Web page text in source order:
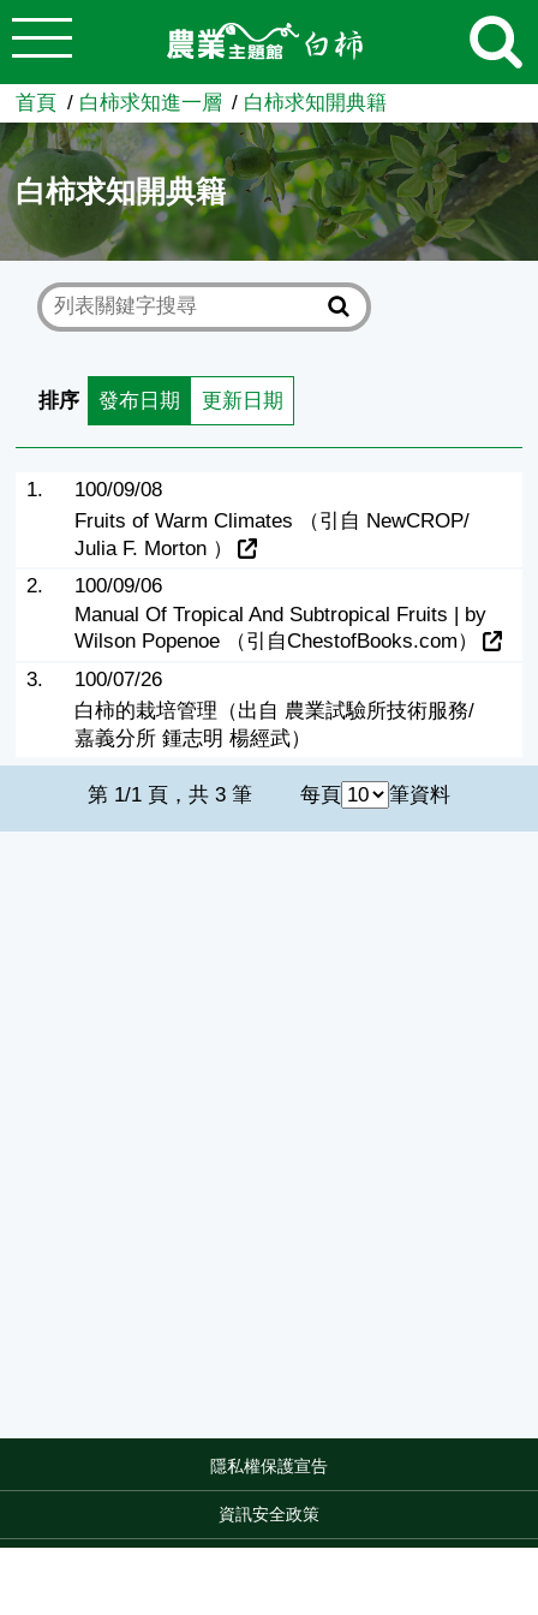
跳到主要內容
農業知識入口網
首頁 白柿求知進一層 白柿求知開典籍
白柿求知開典籍
排序 發布日期 更新日期
1.
100/09/08
Fruits of Warm Climates （引自 NewCROP/
Julia F. Morton ）
2.
100/09/06
Manual Of Tropical And Subtropical Fruits | by
Wilson Popenoe （引自ChestofBooks.com）
3.
100/07/26
白柿的栽培管理（出自 農業試驗所技術服務/
嘉義分所 鍾志明 楊經武）
第 1/1 頁，共 3 筆 每頁 筆資料
隱私權保護宣告
資訊安全政策